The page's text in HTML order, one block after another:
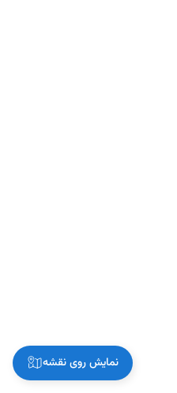
نمایش روی نقشه